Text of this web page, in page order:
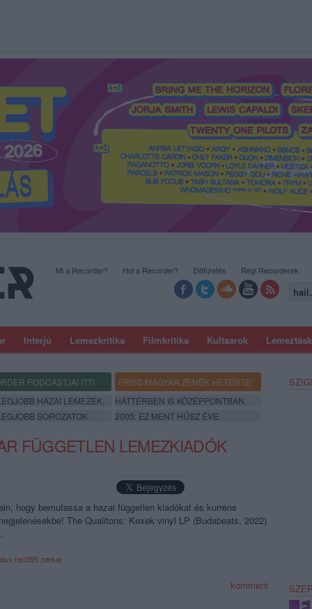
Interjú Lemezkritika Filmkritika Kultsarok
Mi a Recorder? Hol a Recorder? Előfizetés Régi Recorderek
PODCASTJAI ITT!
FRISS MAGYAR ZENÉK HETENTE!
HAZAI LEMEZEK.
HÁTTÉRBEN IS KÖZÉPPONTBAN.
SOROZATOK. 2005: EZ MENT HÚSZ ÉVE.
FÜGGETLEN LEMEZKIADÓK
hogy bemutassa a hazai független kiadókat és kurrens
The Qualitons: Kexek vinyl LP (Budabeats, 2022)
rec095 zækar
komment